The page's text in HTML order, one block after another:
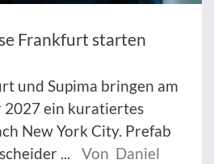
Frankfurt starten
und Supima bringen am
2027 ein kuratiertes
New York City. Prefab
...
Von Daniel